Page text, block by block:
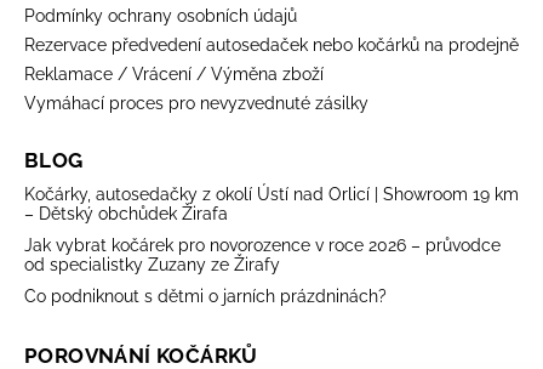
Podmínky ochrany osobních údajů
Rezervace předvedení autosedaček nebo kočárků na prodejně
Reklamace / Vrácení / Výměna zboží
Vymáhací proces pro nevyzvednuté zásilky
BLOG
Kočárky, autosedačky z okolí Ústí nad Orlicí | Showroom 19 km
– Dětský obchůdek Žirafa
Jak vybrat kočárek pro novorozence v roce 2026 – průvodce
od specialistky Zuzany ze Žirafy
Co podniknout s dětmi o jarních prázdninách?
POROVNÁNÍ KOČÁRKŮ